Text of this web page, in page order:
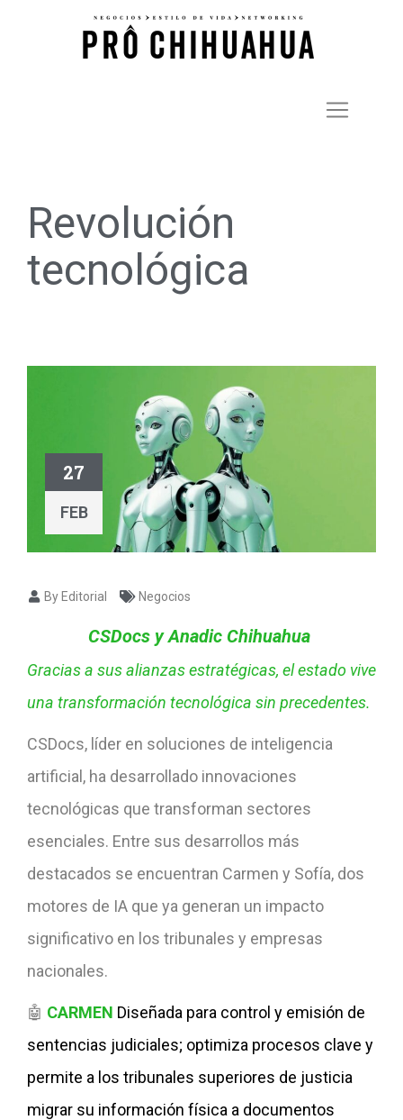
Revolución
tecnológica
27
FEB
By Editorial Negocios
CSDocs yAnadic Chihuahua
Gracias a sus alianzas estratégicas, el estado vive
una transformación tecnológica sin precedentes.
CSDocs, líder en soluciones de inteligencia
artificial, ha desarrollado innovaciones
tecnológicas que transforman sectores
esenciales. Entre sus desarrollos más
destacados se encuentran Carmen y Sofía, dos
motores de IA que ya generan un impacto
significativo en los tribunales y empresas
nacionales.
🤖 CARMEN Diseñada para control y emisión de
sentencias judiciales; optimiza procesos clave y
permite a los tribunales superiores de justicia
migrar su información física a documentos